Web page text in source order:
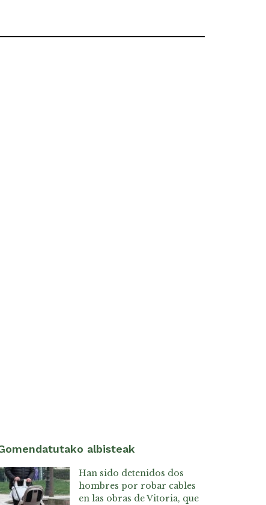
albisteak
Han sido detenidos dos
hombres por robar cables
en las obras de Vitoria, que